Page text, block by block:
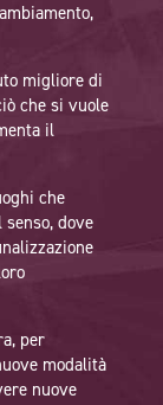
migliore di
che si vuole
il
che
dove
per
modalità
nuove